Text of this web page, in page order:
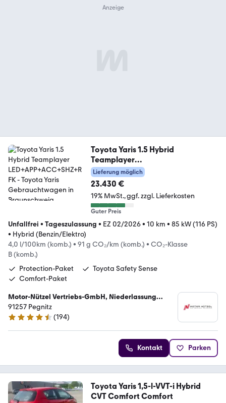
Toyota Yaris 1.5 Hybrid
Teamplayer
LED+APP+ACC+SHZ+RFK
Lieferung möglich
23.430 €
19% MwSt. ggf. zzgl. Lieferkosten
Guter Preis
Unfallfrei • Tageszulassung • EZ 02/2026• 10 km • 85 kW (116 PS)
• Hybrid (Benzin/Elektro)
4,0 l/100km (komb.) • 91 g CO₂/km (komb.) • CO₂-Klasse
B (komb.)
Protection-Paket
Toyota Safety Sense
Comfort-Paket
Motor-Nützel Vertriebs-GmbH, Niederlassung
Pegnitz
91257 Pegnitz
4.7 Sterne
(194)
Kontakt Parken
Toyota Yaris 1,5-l-VVT-i Hybrid
CVT Comfort Comfort